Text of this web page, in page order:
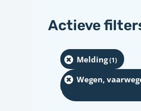
Actieve
Melding(1)
Wegen,
)